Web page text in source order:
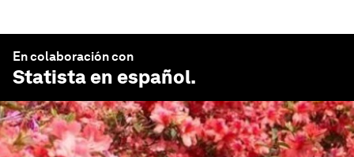
En colaboración con
Statista en español.